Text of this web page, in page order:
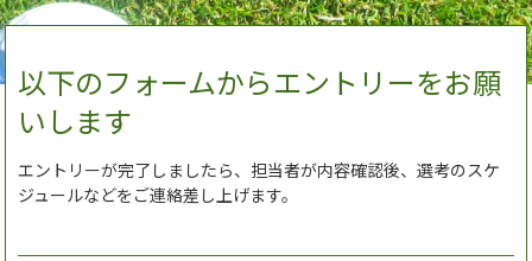
以下のフォームからエントリーをお願
いします
エントリーが完了しましたら、担当者が内容確認後、選考のスケ
ジュールなどをご連絡差し上げます。